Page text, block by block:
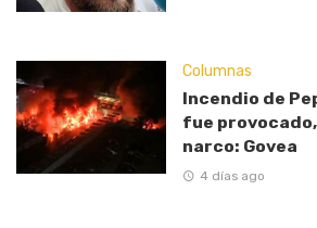
Columnas
Incendio de
fue
narco: Govea
4 días ago